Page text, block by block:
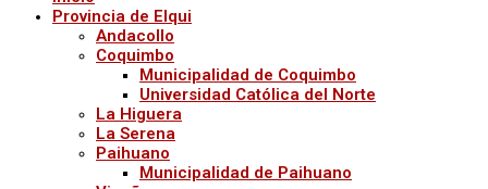
Provincia de Elqui
Andacollo
Coquimbo
Municipalidad de Coquimbo
Universidad Católica del Norte
La Higuera
La Serena
Paihuano
Municipalidad de Paihuano